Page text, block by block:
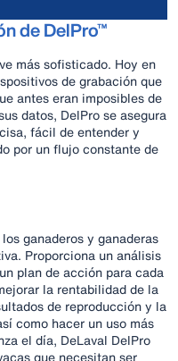
de DelPro™
más sofisticado. Hoy en
de grabación que
antes eran imposibles de
datos, DelPro se asegura
fácil de entender y
por un flujo constante de
ganaderos y ganaderas
Proporciona un análisis
plan de acción para cada
la rentabilidad de la
de reproducción y la
como hacer un uso más
el día, DeLaval DelPro
que necesitan ser